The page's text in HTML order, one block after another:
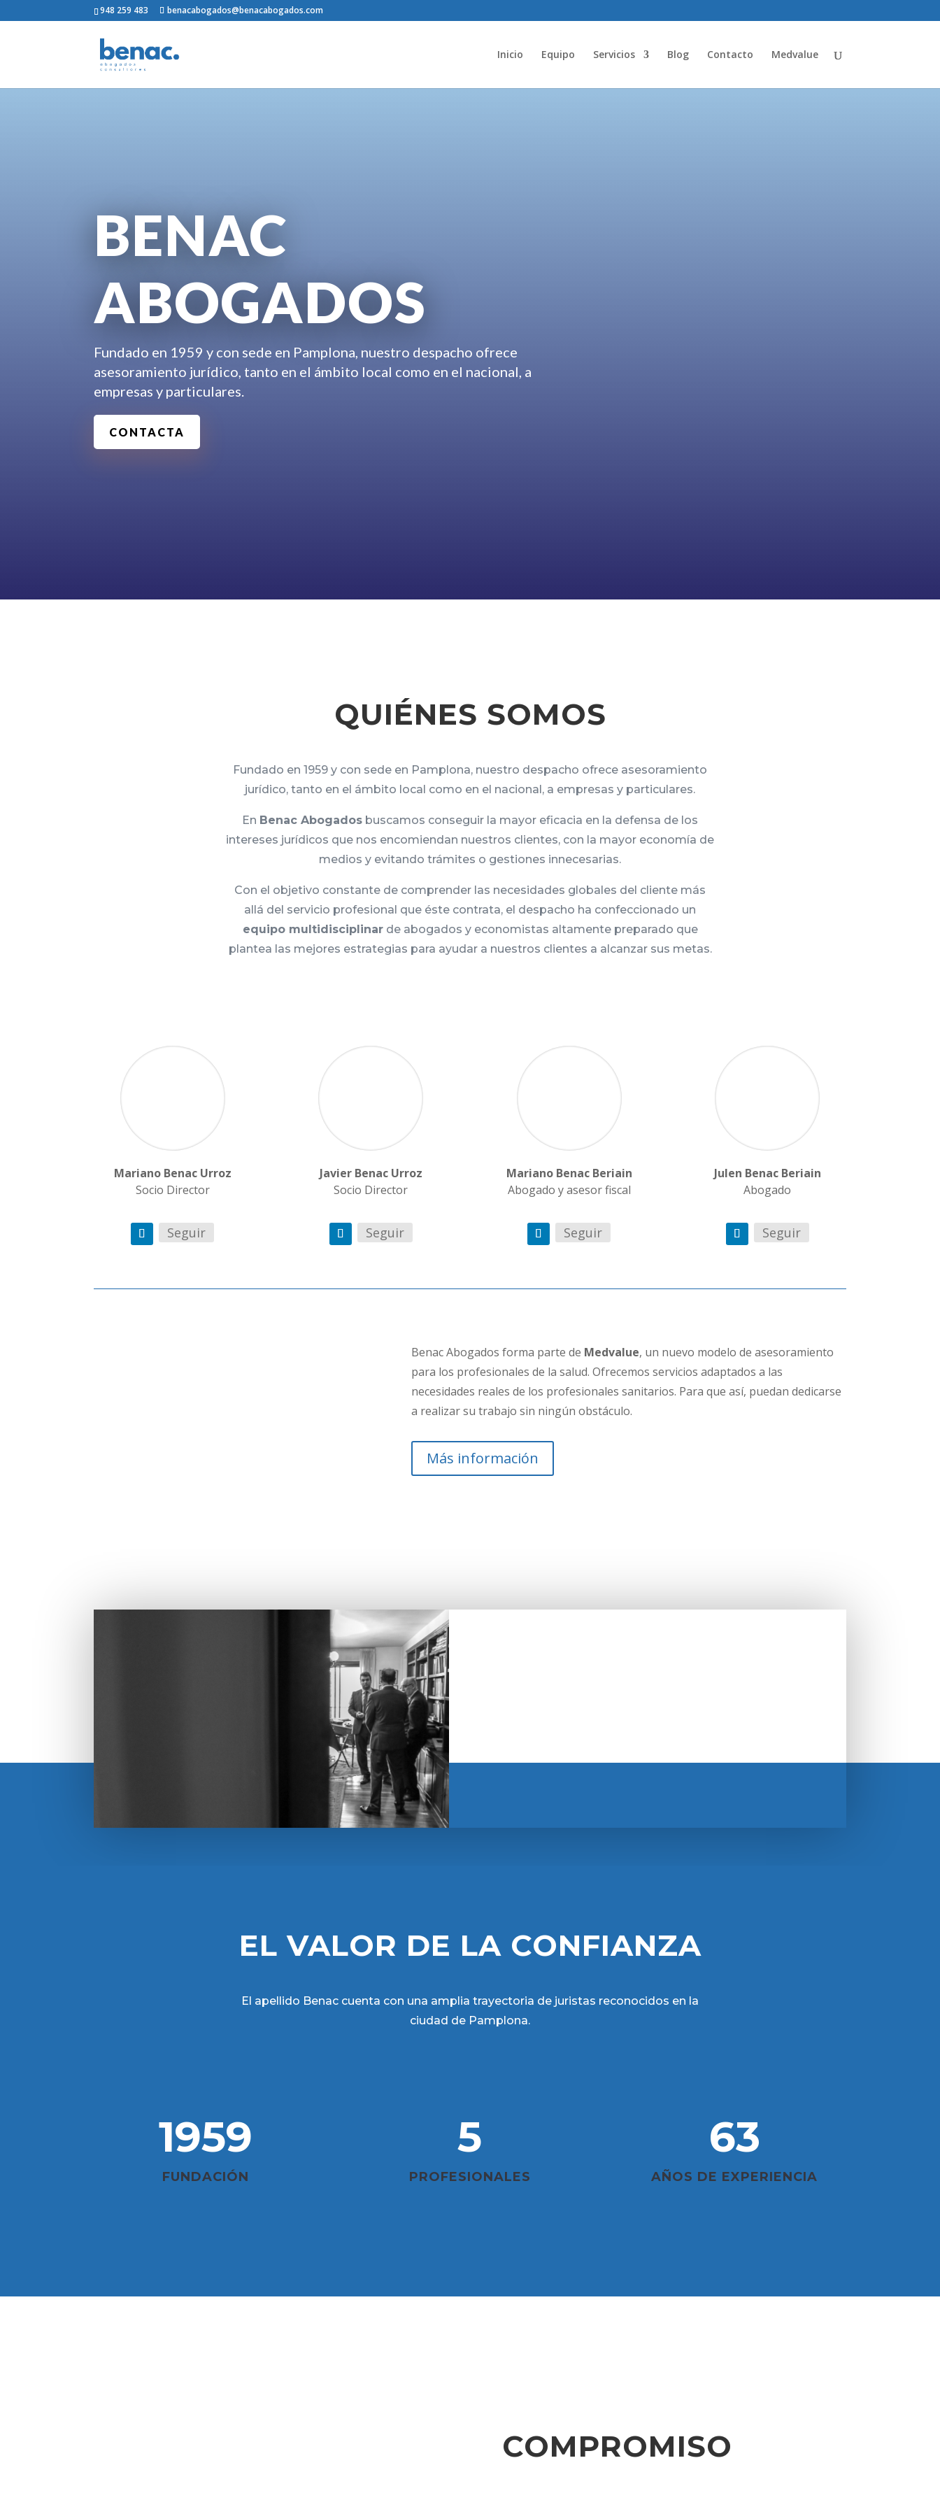
948 259 483 benacabogados@benacabogados.com
Inicio Equipo Servicios Blog Contacto Medvalue
BENAC
ABOGADOS
Fundado en 1959 y con sede en Pamplona, nuestro despacho ofrece
asesoramiento jurídico, tanto en el ámbito local como en el nacional, a
empresas y particulares.
CONTACTA
QUIÉNES SOMOS
Fundado en 1959 y con sede en Pamplona, nuestro despacho ofrece asesoramiento
jurídico, tanto en el ámbito local como en el nacional, a empresas y particulares.
En Benac Abogados buscamos conseguir la mayor eficacia en la defensa de los
intereses jurídicos que nos encomiendan nuestros clientes, con la mayor economía de
medios y evitando trámites o gestiones innecesarias.
Con el objetivo constante de comprender las necesidades globales del cliente más
allá del servicio profesional que éste contrata, el despacho ha confeccionado un
equipo multidisciplinarde abogados y economistas altamente preparado que
plantea las mejores estrategias para ayudar a nuestros clientes a alcanzar sus metas.
Mariano Benac Urroz
Socio Director
Seguir
Javier Benac Urroz
Socio Director
Seguir
Mariano Benac Beriain
Abogado y asesor fiscal
Seguir
Julen Benac Beriain
Abogado
Seguir
Benac Abogados forma parte de Medvalue, un nuevo modelo de asesoramiento
para los profesionales de la salud.Ofrecemos servicios adaptados a las
necesidades reales de los profesionalessanitarios. Para que así, puedan dedicarse
a realizar su trabajo sin ningún obstáculo.
Más información
EL VALOR DE LA CONFIANZA
El apellido Benac cuenta con una amplia trayectoria de juristas reconocidos en la
ciudad de Pamplona.
1959
FUNDACIÓN
5
PROFESIONALES
63
AÑOS DE EXPERIENCIA
COMPROMISO